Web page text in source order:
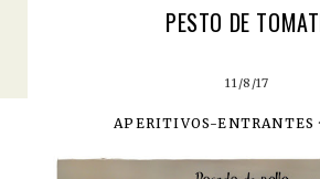
PESTO DE
11/8/17
APERITIVOS-ENTRANTES ·